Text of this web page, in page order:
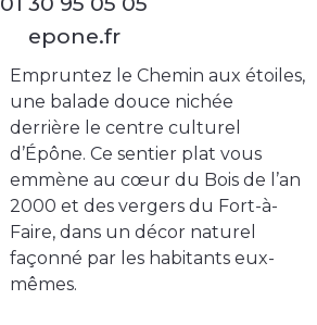
epone.fr
Empruntez le Chemin aux étoiles,
une balade douce nichée
derrière le centre culturel
d’Épône. Ce sentier plat vous
emmène au cœur du Bois de l’an
2000 et des vergers du Fort-à-
Faire, dans un décor naturel
façonné par les habitants eux-
mêmes.